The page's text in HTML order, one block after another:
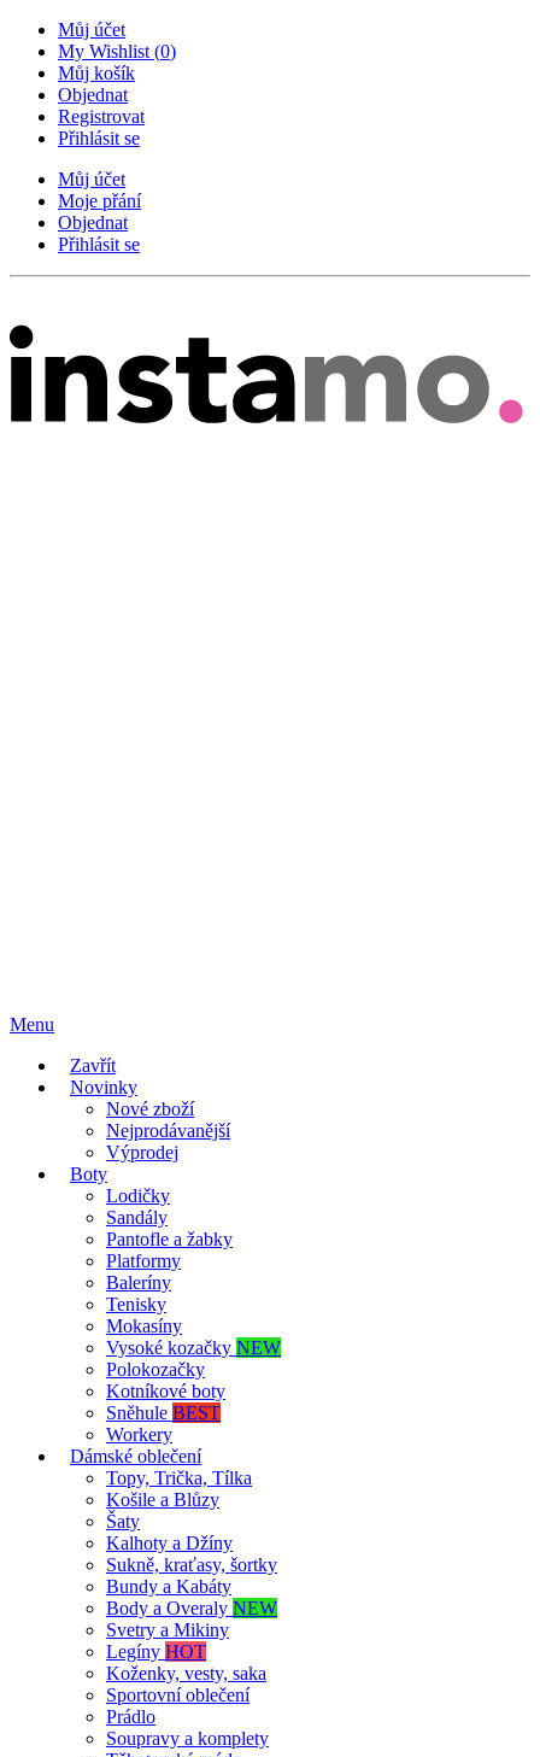
Můj účet
My Wishlist (0)
Můj košík
Objednat
Registrovat
Přihlásit se
Můj účet
Moje přání
Objednat
Přihlásit se
Menu
Zavřít
Novinky
Nové zboží
Nejprodávanější
Výprodej
Boty
Lodičky
Sandály
Pantofle a žabky
Platformy
Baleríny
Tenisky
Mokasíny
Vysoké kozačky NEW
Polokozačky
Kotníkové boty
Sněhule BEST
Workery
Dámské oblečení
Topy, Trička, Tílka
Košile a Blůzy
Šaty
Kalhoty a Džíny
Sukně, kraťasy, šortky
Bundy a Kabáty
Body a Overaly NEW
Svetry a Mikiny
Legíny HOT
Koženky, vesty, saka
Sportovní oblečení
Prádlo
Soupravy a komplety